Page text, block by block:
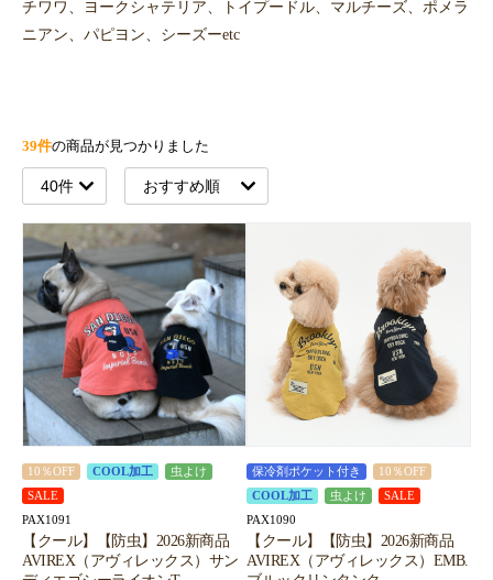
チワワ、ヨークシャテリア、トイプードル、マルチーズ、ポメラ
ニアン、パピヨン、シーズーetc
39件の商品が見つかりました
10％OFF COOL加工
虫よけ
SALE
PAX1091
【クール】【防虫】2026新商品
AVIREX（アヴィレックス）サン
保冷剤ポケット付き
10％OFF
COOL加工
虫よけ SALE
PAX1090
【クール】【防虫】2026新商品
AVIREX（アヴィレックス）EMB.